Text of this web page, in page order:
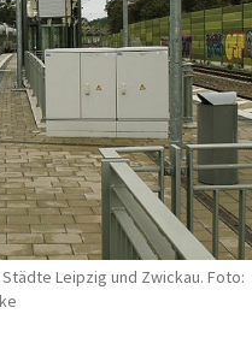
Leipzig und Zwickau. Foto: